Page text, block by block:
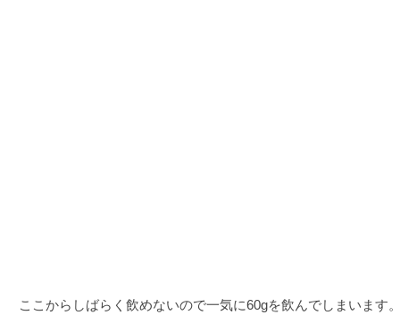
ここからしばらく飲めないので一気に60gを飲んでしまいます